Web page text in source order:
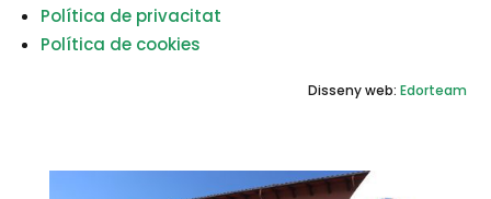
Política de privacitat
Política de cookies
Disseny web: Edorteam